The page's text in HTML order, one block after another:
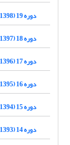
دوره 19 (1398)
دوره 18 (1397)
دوره 17 (1396)
دوره 16 (1395)
دوره 15 (1394)
دوره 14 (1393)